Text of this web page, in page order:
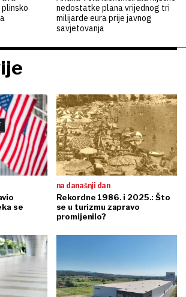
nedostatke plana vrijednog tri
milijarde eura prije javnog
savjetovanja
se
na današnji dan
Rekordne 1986. i 2025.: Što
se u turizmu zapravo
promijenilo?